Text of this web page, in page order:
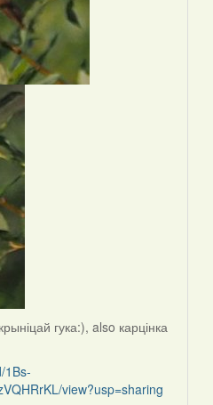
гука:), also карцінка
1Bs-
view?usp=sharing